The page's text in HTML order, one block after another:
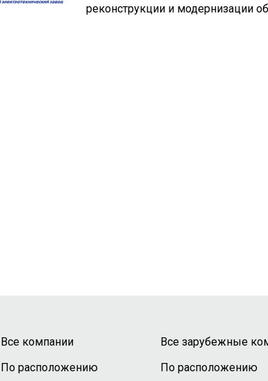
реконструкции и модернизации
Все компании
По расположению
Все зарубежные
По расположению